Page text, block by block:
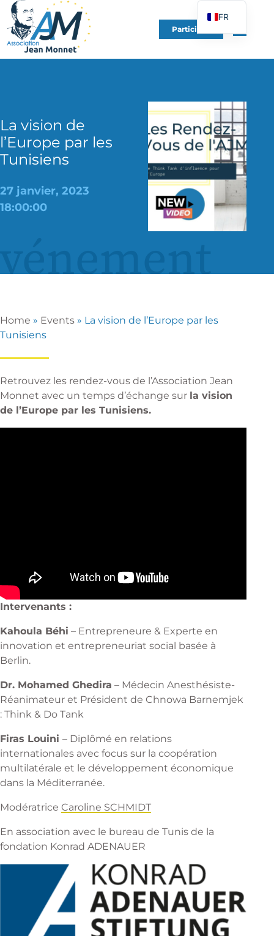
Participer
La vision de
l’Europe par les
Tunisiens
27 janvier, 2023
18:00:00
Home » Events » La vision de l’Europe par les
Tunisiens
Retrouvez les rendez-vous de l’Association Jean
Monnet avec un temps d’échange sur la vision
de l’Europe par les Tunisiens.
Intervenants :
Kahoula Béhi – Entrepreneure & Experte en
innovation et entrepreneuriat social basée à
Berlin.
Dr. Mohamed Ghedira – Médecin Anesthésiste-
Réanimateur et Président de Chnowa Barnemjek
: Think & Do Tank
Firas Louini – Diplômé en relations
internationales avec focus sur la coopération
multilatérale et le développement économique
dans la Méditerranée.
Modératrice Caroline SCHMIDT
En association avec le bureau de Tunis de la
fondation Konrad ADENAUER
FR
EN
DE
PL
UK